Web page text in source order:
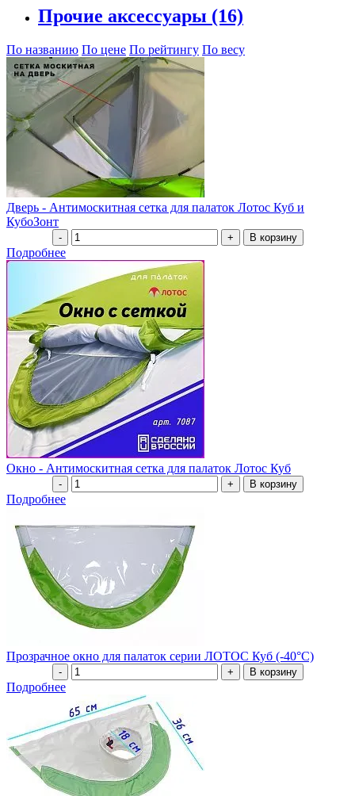
Прочие аксессуары (16)
По названию По цене По рейтингу По весу
Дверь - Антимоскитная сетка для палаток Лотос Куб и
КубоЗонт
Подробнее
Окно - Антимоскитная сетка для палаток Лотос Куб
Подробнее
Прозрачное окно для палаток серии ЛОТОС Куб (-40°С)
Подробнее